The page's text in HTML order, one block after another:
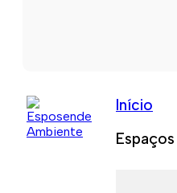
Início
Espaços